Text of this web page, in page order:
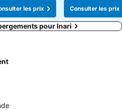
les prix
Consulter les prix
pour Inari